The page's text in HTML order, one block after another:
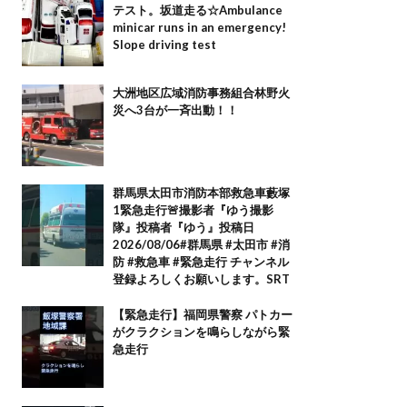
テスト。坂道走る☆Ambulance
minicar runs in an emergency!
Slope driving test
大洲地区広域消防事務組合林野火
災へ3台が一斉出動！！
群馬県太田市消防本部救急車藪塚
1緊急走行🚨撮影者『ゆう撮影
隊』投稿者『ゆう』投稿日
2026/08/06#群馬県 #太田市 #消
防 #救急車 #緊急走行 チャンネル
登録よろしくお願いします。SRT
【緊急走行】福岡県警察 パトカー
がクラクションを鳴らしながら緊
急走行